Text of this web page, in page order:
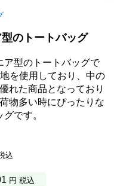
のトートバッグ
ア型のトートバッグで
を使用しており、中の
れた商品となっており
物多い時にぴったりな
です。
込
円 税込